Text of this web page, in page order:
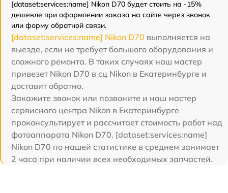
[dataset:services:name] Nikon D70 будет стоить на -15%
дешевле при оформлении заказа на сайте через звонок
или форму обратной связи.
[dataset:services:name] Nikon D70 выполняется на
выезде, если не требует большого оборудования и
сложного ремонта. В таких случаях наш мастер
привезет Nikon D70 в сц Nikon в Екатеринбурге и
доставит обратно.
Закажите звонок или позвоните и наш мастер
сервисного центра Nikon в Екатеринбурге
проконсультирует и рассчитает стоимость работ над
фотоаппарата Nikon D70. [dataset:services:name]
Nikon D70 по нашей статистике в среднем занимает
2 часа при наличии всех необходимых запчастей.